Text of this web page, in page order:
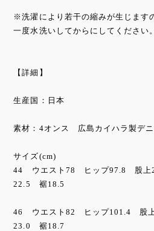
※洗濯により若干の縮みが生じます
一度水洗いしてからにしてください。
【詳細】
生産国：日本
素材：4オンス 広島カイハラ製デニ
サイズ(cm)
44 ウエスト78 ヒップ97.8 股
22.5 裾18.5
46 ウエスト82 ヒップ101.4
23.0 裾18.7